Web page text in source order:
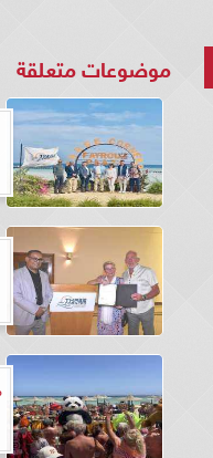
موضوعات متعلقة